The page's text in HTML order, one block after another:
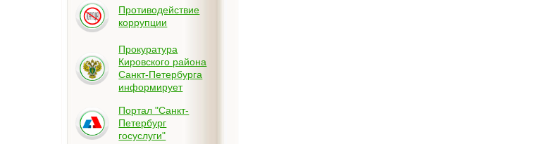
Противодействие
коррупции
Прокуратура
Кировского района
Санкт-Петербурга
информирует
Портал "Санкт-
Петербург
госуслуги"